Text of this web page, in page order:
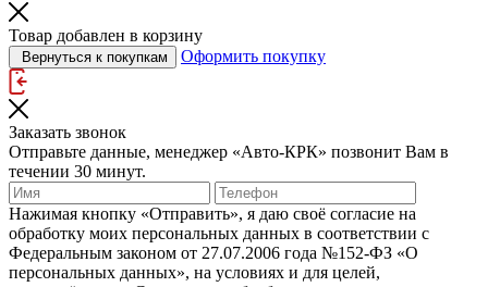
Товар добавлен в корзину
Вернуться к покупкам Оформить покупку
Заказать звонок
Отправьте данные, менеджер «Авто-КРК» позвонит Вам в
течении 30 минут.
Нажимая кнопку «Отправить», я даю своё согласие на
обработку моих персональных данных в соответствии с
Федеральным законом от 27.07.2006 года №152‑ФЗ «О
персональных данных», на условиях и для целей,